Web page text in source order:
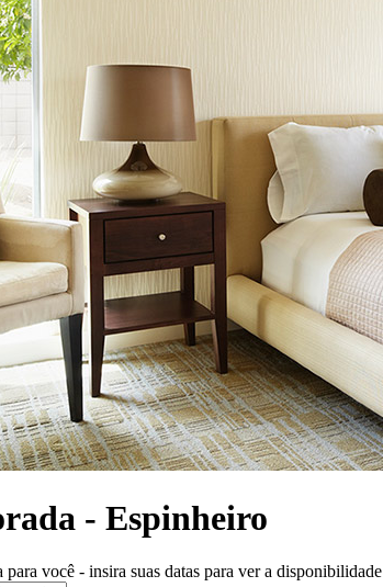
- Espinheiro
você - insira suas datas para ver a disponibilidade